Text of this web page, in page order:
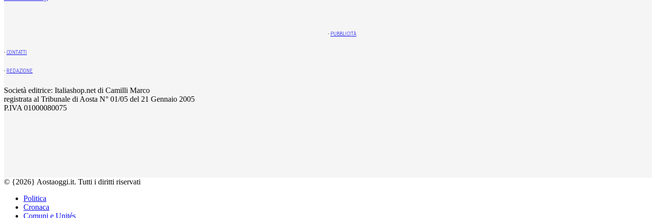
- PUBBLICITÀ
- CONTATTI
- REDAZIONE
Società editrice: Italiashop.net di Camilli Marco
registrata al Tribunale di Aosta N° 01/05 del 21 Gennaio 2005
P.IVA 01000080075
© {2026} Aostaoggi.it. Tutti i diritti riservati
Politica
Cronaca
Comuni e Unités